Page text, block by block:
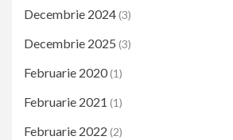
Decembrie 2024(3)
Decembrie 2025 (3)
Februarie 2020(1)
Februarie 2021 (1)
Februarie 2022 (2)